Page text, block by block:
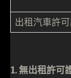
出租汽車許
1. 無出租許可